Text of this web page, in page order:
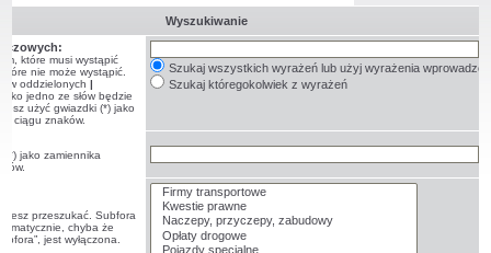
Wyszukiwanie
które musi wystąpić
nie może wystąpić.
oddzielonych|
jedno ze słów będzie
użyć gwiazdki (*) jako
ciągu znaków.
Szukaj wszystkich wyrażeń lub użyj wyrażenia
Szukaj któregokolwiek z wyrażeń
(*) jako zamiennika
przeszukać. Subfora
chyba że
jest wyłączona.